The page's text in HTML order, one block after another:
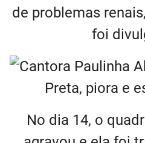
de problemas
foi
No dia 14, o